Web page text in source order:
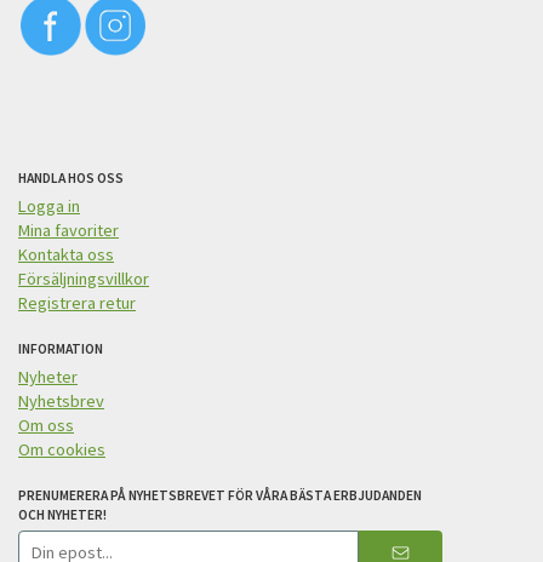
HANDLA HOS OSS
Logga in
Mina favoriter
Kontakta oss
Försäljningsvillkor
Registrera retur
INFORMATION
Nyheter
Nyhetsbrev
Om oss
Om cookies
PRENUMERERA PÅ NYHETSBREVET FÖR VÅRA BÄSTA ERBJUDANDEN
OCH NYHETER!
E-